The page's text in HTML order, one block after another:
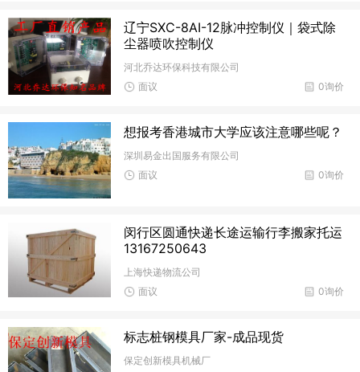
辽宁SXC-8AI-12脉冲控制仪｜袋式除
尘器喷吹控制仪
河北乔达环保科技有限公司
0询价
面议
想报考香港城市大学应该注意哪些呢？
深圳易金出国服务有限公司
0询价
面议
闵行区圆通快递长途运输行李搬家托运
13167250643
上海快递物流公司
0询价
面议
标志桩钢模具厂家-成品现货
保定创新模具机械厂